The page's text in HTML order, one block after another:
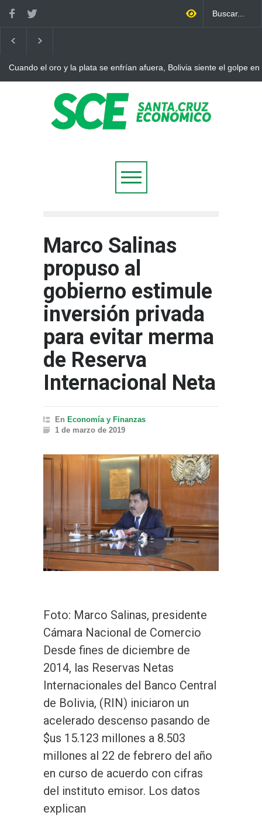
Cuando el oro y la plata se enfrían afuera, Bolivia siente el golpe en
Marco Salinas
propuso al
gobierno estimule
inversión privada
para evitar merma
de Reserva
Internacional Neta
En Economía y Finanzas
1 de marzo de 2019
Foto: Marco Salinas, presidente
Cámara Nacional de Comercio
Desde fines de diciembre de
2014, las Reservas Netas
Internacionales del Banco Central
de Bolivia, (RIN) iniciaron un
acelerado descenso pasando de
$us 15.123 millones a 8.503
millones al 22 de febrero del año
en curso de acuerdo con cifras
del instituto emisor. Los datos
explican